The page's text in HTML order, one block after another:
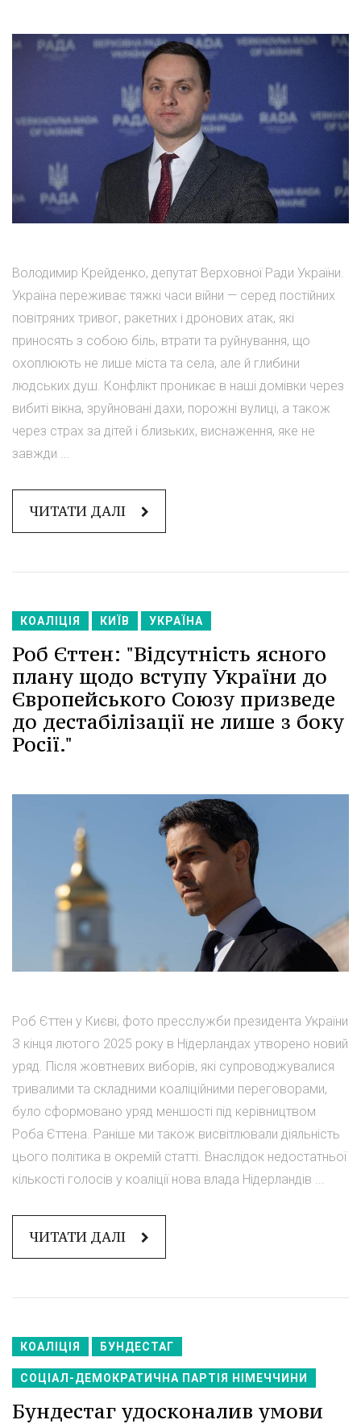
Володимир Крейденко, депутат Верховної Ради України.
Україна переживає тяжкі часи війни — серед постійних
повітряних тривог, ракетних і дронових атак, які
приносять з собою біль, втрати та руйнування, що
охоплюють не лише міста та села, але й глибини
людських душ. Конфлікт проникає в наші домівки через
вибиті вікна, зруйновані дахи, порожні вулиці, а також
через страх за дітей і близьких, виснаження, яке не
завжди ...
ЧИТАТИ ДАЛІ
КОАЛІЦІЯ КИЇВ УКРАЇНА
Роб Єттен: "Відсутність ясного
плану щодо вступу України до
Європейського Союзу призведе
до дестабілізації не лише з боку
Росії."
Роб Єттен у Києві, фото пресслужби президента України
З кінця лютого 2025 року в Нідерландах утворено новий
уряд. Після жовтневих виборів, які супроводжувалися
тривалими та складними коаліційними переговорами,
було сформовано уряд меншості під керівництвом
Роба Єттена. Раніше ми також висвітлювали діяльність
цього політика в окремій статті. Внаслідок недостатньої
кількості голосів у коаліції нова влада Нідерландів ...
ЧИТАТИ ДАЛІ
КОАЛІЦІЯ БУНДЕСТАГ
СОЦІАЛ-ДЕМОКРАТИЧНА ПАРТІЯ НІМЕЧЧИНИ
Бундестаг удосконалив умови